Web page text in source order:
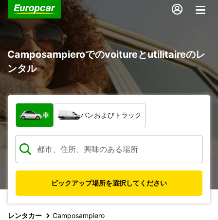
Camposampieroでのvoitureとutilitaireのレ
ンタル
車両の種類
車 バンおよびトラック
ピックアップ場所を選択してください
レンタカー Camposampiero